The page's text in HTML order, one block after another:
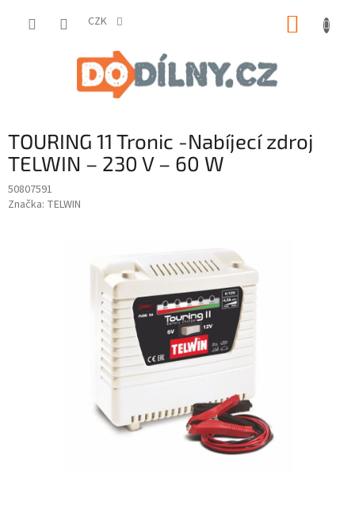
CZK
TOURING 11 Tronic -Nabíjecí zdroj
TELWIN – 230 V – 60 W
50807591
Značka: TELWIN